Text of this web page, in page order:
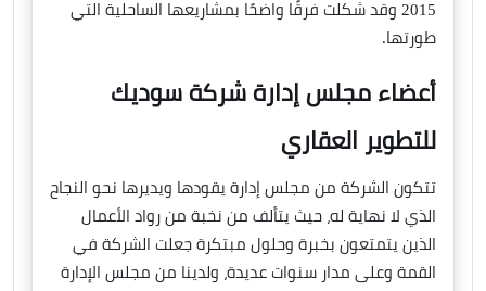
2015 وقد شكلت فرقًا واضحًا بمشاريعها الساحلية التي
طورتها.
أعضاء مجلس إدارة شركة سوديك
للتطوير العقاري
تتكون الشركة من مجلس إدارة يقودها ويديرها نحو النجاح
الذي لا نهاية له، حيث يتألف من نخبة من رواد الأعمال
الذين يتمتعون بخبرة وحلول مبتكرة جعلت الشركة في
القمة وعلى مدار سنوات عديدة، ولدينا من مجلس الإدارة